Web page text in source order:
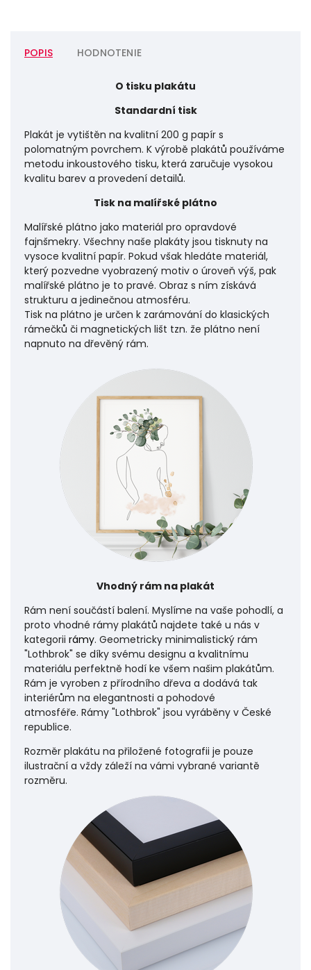
POPIS HODNOTENIE
O tisku plakátu
Standardní tisk
Plakát je vytištěn na kvalitní 200 g papír s
polomatným povrchem. K výrobě plakátů používáme
metodu inkoustového tisku, která zaručuje vysokou
kvalitu barev a provedení detailů.
Tisk na malířské plátno
Malířské plátno jako materiál pro opravdové
fajnšmekry. Všechny naše plakáty jsou tisknuty na
vysoce kvalitní papír. Pokud však hledáte materiál,
který pozvedne vyobrazený motiv o úroveň výš, pak
malířské plátno je to pravé. Obraz s ním získává
strukturu a jedinečnou atmosféru.
Tisk na plátno je určen k zarámování do klasických
rámečků či magnetických lišt tzn. že plátno není
napnuto na dřevěný rám.
Vhodný rám na plakát
Rám není součástí balení. Myslíme na vaše pohodlí, a
proto vhodné rámy plakátů najdete také u nás v
kategorii rámy. Geometricky minimalistický rám
"Lothbrok" se díky svému designu a kvalitnímu
materiálu perfektně hodí ke všem našim plakátům.
Rám je vyroben z přírodního dřeva a dodává tak
interiérům na elegantnosti a pohodové
atmosféře. Rámy "Lothbrok" jsou vyráběny v České
republice.
Rozměr plakátu na přiložené fotografii je pouze
ilustrační a vždy záleží na vámi vybrané variantě
rozměru.